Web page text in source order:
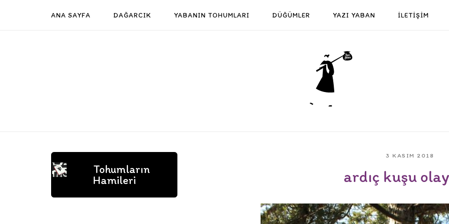
ANA SAYFA DAĞARCIK YABANIN TOHUMLARI DÜĞÜMLER YAZI YABAN İLETİŞİM
Home
3 KASIM 2018
ardıç kuşu
Tohumların
Hamileri